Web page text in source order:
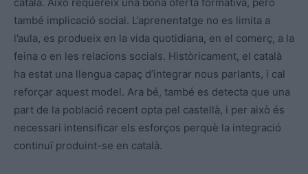
també implicació social. L’aprenentatge no es limita a
l’aula, es produeix en la vida quotidiana, en el comerç, a la
feina o en les relacions socials. Històricament, el català
ha estat una llengua capaç d’integrar nous parlants, i cal
reforçar aquest model. Ara bé, també es detecta que una
part de la població recent opta pel castellà, i per això és
necessari intensificar els esforços perquè la integració
continuï produint-se en català.